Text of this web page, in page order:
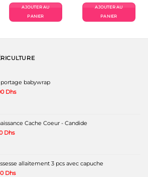
initial
était :
240 Dhs.
actuel
AJOUTER AU
PANIER
initial
était :
200 Dhs.
actuel
AJOUTER AU
PANIER
babywrap
DhsLe
200 Dhs.
Cache Coeur - Candide
DhsLe
250 Dhs.
allaitement 3 pcs avec capuche
DhsLe